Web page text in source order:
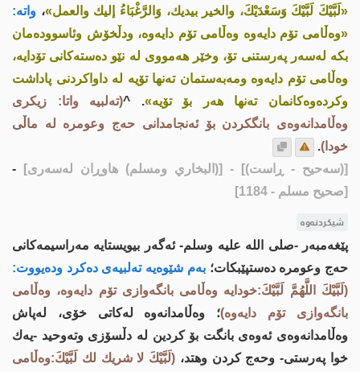
«لَبَّيْكَ لَبَّيْكَ وَسَعْدَيْكَ، والخير بيديك، وَالرَّغْبَاءُ إليك والعمل»، واته:
«وەڵامی تۆم دایەوە وەڵامی تۆم دایەوە، ودڵخۆش وئاسوودەمان
بکە لەسەر پەرستنی تۆ، وخێر هەمووی لە نێو دەستەکانی تۆدایە،
وەڵامی تۆم دایەوە ومەبەستمان تەنها تۆیە لە داواکردنی پاداشت
وکردەوەکانمان تەنها هەر بۆ تۆیە». ^(تەلبیە واتا: زیكری
وەڵامدانەوەی بانگکردن بۆ ئەنجامدانی حەج وعومرە لە ماڵی
خودا).
[(سەحیح - ڕاست)]
- [(البخاري ومسلم) هاوڕان لەسەری]
-
[صحيح مسلم - 1184]
شیکردنەوە
پێغەمبەر -صلى اللە علیە وسلم- ئەگەر بیویستایە مەراسیمەكانی
حەج وعومرە دەستپێبكات؛ بەم شێوەیە تەلبیەی دەكرد ودەیووت:
(لَبَّيْكَ اللَّهُمَّ لَبَّيْكَ:خودایە وەڵامی بانگەوازی تۆم دایەوە، وەڵامی
بانگەوازی تۆم دایەوە)؛ وەڵامدانەوە لەكاتی خۆی، لەپاش
وەڵامدانەوەی ئەوەی بانگت بۆ كردین لە دڵسۆزی وتەوحید -یەك
خوا پەرستی- وحەج كردن وهتد، (لَبَّيْكَ لا شريك لك لَبَّيْكَ:وەڵامی